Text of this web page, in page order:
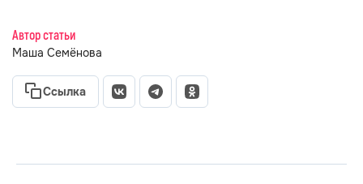
Автор статьи
Маша Семёнова
Ссылка